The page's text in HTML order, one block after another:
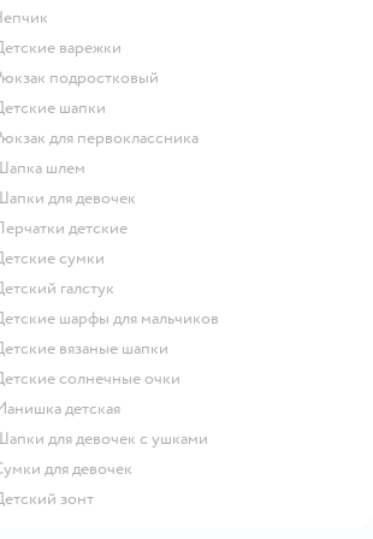
Чепчик
Детские варежки
Рюкзак подростковый
Детские шапки
Рюкзак для первоклассника
Шапка шлем
Шапки для девочек
Перчатки детские
Детские сумки
Детский галстук
Детские шарфы для мальчиков
Детские вязаные шапки
Детские солнечные очки
Манишка детская
Шапки для девочек с ушками
Сумки для девочек
Детский зонт